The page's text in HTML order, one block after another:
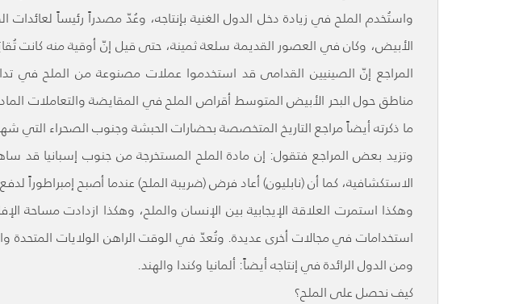
واستُخدم الملح في زيادة دخل الدول الغنية بإنتاجه، وعُدّ مصدراً رئيساً
الأبيض، وكان في العصور القديمة سلعة ثمينة، حتى قيل إنّ أوقية منه
المراجع إنّ الصينيين القدامى قد استخدموا عملات مصنوعة من الملح في
مناطق حول البحر الأبيض المتوسط أقراص الملح في المقايضة والتعاملات
ما ذكرته أيضاً مراجع التاريخ المتخصصة بحضارات الحبشة وجنوب الصحراء التي
وتزيد بعض المراجع فتقول: إن مادة الملح المستخرجة من جنوب إسبانيا
الاستكشافية، كما أن (نابليون) أعاد فرض (ضريبة الملح) عندما أصبح إمبراطوراً لدفع
وهكذا استمرت العلاقة الإيجابية بين الإنسان والملح، وهكذا ازدادت مساحة
استخدامات في مجالات أخرى عديدة. وتُعدّ في الوقت الراهن الولايات المتحدة
ومن الدول الرائدة في إنتاجه أيضاً: ألمانيا وكندا والهند.
كيف نحصل على الملح؟